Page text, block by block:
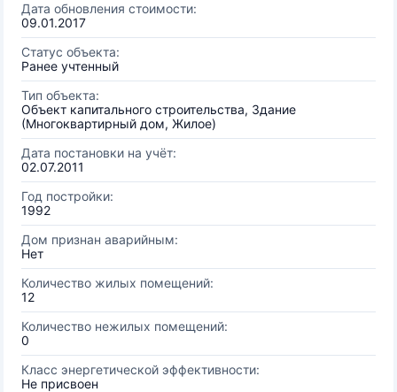
Дата обновления стоимости:
09.01.2017
Статус объекта:
Ранее учтенный
Тип объекта:
Объект капитального строительства, Здание
(Многоквартирный дом, Жилое)
Дата постановки на учёт:
02.07.2011
Год постройки:
1992
Дом признан аварийным:
Нет
Количество жилых помещений:
12
Количество нежилых помещений:
0
Класс энергетической эффективности:
Не присвоен